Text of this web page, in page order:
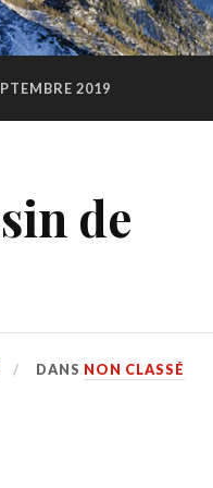
2019
de
DANS NON CLASSÉ